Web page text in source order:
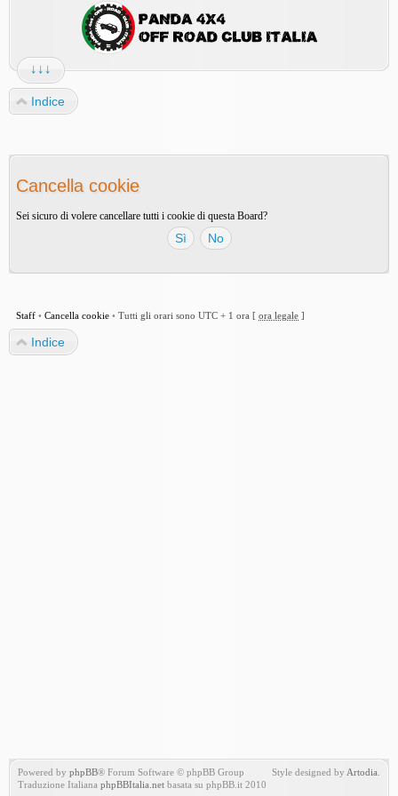
↓↓↓
Indice
Cancella cookie
Sei sicuro di volere cancellare tutti i cookie di questa Board?
Staff • Cancella cookie • Tutti gli orari sono UTC + 1 ora [ ora legale ]
Indice
Powered by phpBB® Forum Software © phpBB Group
Traduzione Italiana phpBBItalia.net basata su phpBB.it 2010
Style designed by Artodia